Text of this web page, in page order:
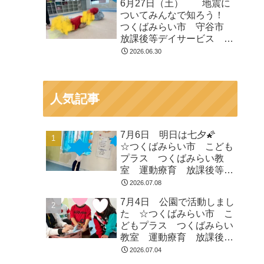
等デイサービス 受給者証
6月27日（土） 地震に
ついてみんなで知ろう！
つくばみらい市 守谷市
放課後等デイサービス 運
動遊び 療育 受給者証
2026.06.30
人気記事
7月6日 明日は七夕🌠
☆つくばみらい市 こども
プラス つくばみらい教
室 運動療育 放課後等デ
イサービス 発達支援 受
2026.07.08
7月4日 公園で活動しまし
た ☆つくばみらい市 こ
どもプラス つくばみらい
教室 運動療育 放課後等
デイサービス 発達支援
2026.07.04